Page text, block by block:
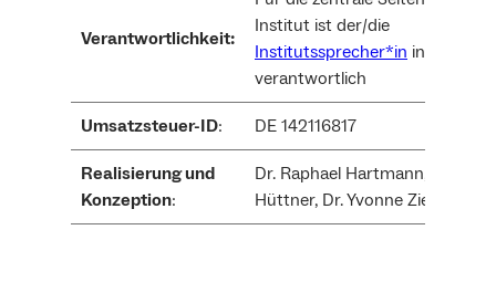
Verantwortlichkeit:
Institut ist der/die
Institutssprecher*in inhaltlich
verantwortlich
Umsatzsteuer-ID: DE 142116817
Realisierung und
Konzeption:
Dr. Raphael Hartmann, Paul
Hüttner, Dr. Yvonne Ziegler